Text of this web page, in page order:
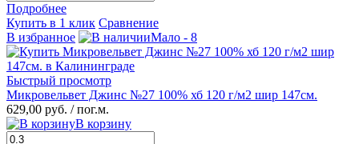
Подробнее
Купить в 1 клик Сравнение
В избранное
Мало - 8
Быстрый просмотр
Микровельвет Джинс №27 100% хб 120 г/м2 шир 147см.
629,00 руб. / пог.м.
В корзину